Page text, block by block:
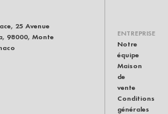
25 Avenue
98000, Monte
ENTREPRISE
Notre
équipe
Maison
de
vente
Conditions
générales